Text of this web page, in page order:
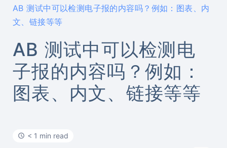
AB 测试中可以检测电子报的内容吗？例如：图表、内
文、链接等等
AB 测试中可以检测电
子报的内容吗？例如：
图表、内文、链接等等
< 1 min read